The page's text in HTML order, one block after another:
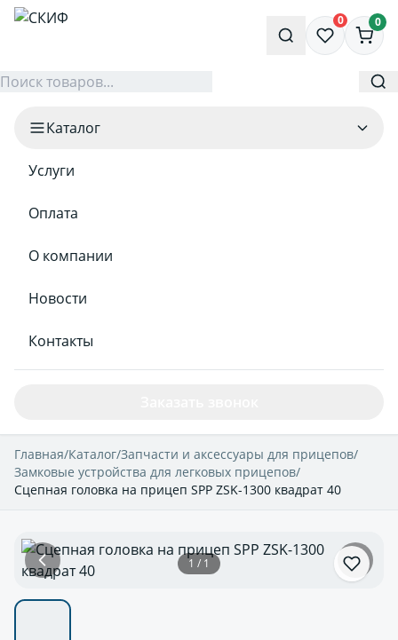
0 0
Каталог
Услуги
Оплата
О компании
Новости
Контакты
Главная/Каталог/Запчасти и аксессуары для прицепов/
Замковые устройства для легковых прицепов/
Сцепная головка на прицеп SPP ZSK-1300 квадрат 40
1 / 1